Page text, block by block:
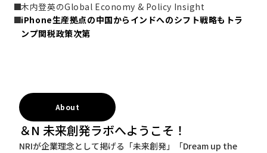
木内登英のGlobal Economy & Policy Insight
iPhone生産拠点の中国からインドへのシフト戦略もトラ
ンプ関税政策次第
About
＆N 未来創発ラボへようこそ！
NRIが企業理念として掲げる「未来創発」「Dream up the